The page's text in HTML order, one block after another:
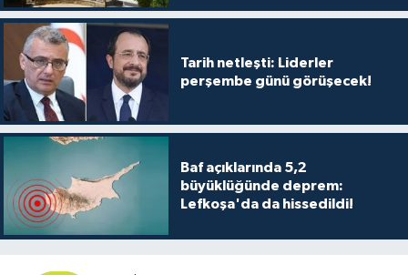
Tarih netleşti: Liderler
perşembe günü görüşecek!
Baf açıklarında 5,2
büyüklüğünde deprem:
Lefkoşa'da da hissedildi!